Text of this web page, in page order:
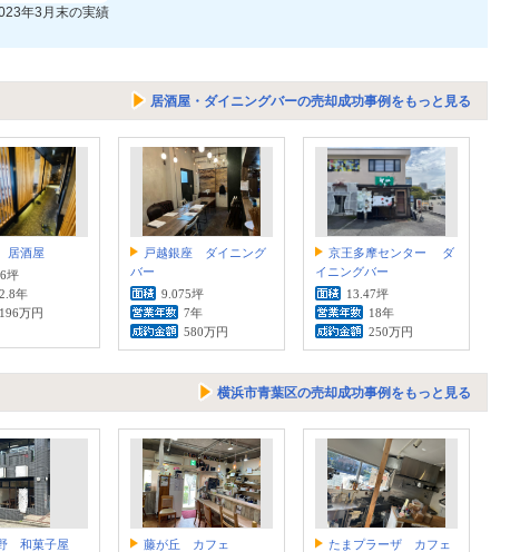
年3月末の実績
居酒屋・ダイニングバーの売却成功事例をもっと見る
居酒屋
坪
2.8年
196万円
戸越銀座 ダイニング
バー
9.075坪
7年
580万円
京王多摩センター ダ
イニングバー
13.47坪
18年
250万円
横浜市青葉区の売却成功事例をもっと見る
和菓子屋 藤が丘 カフェ たまプラーザ カフェ